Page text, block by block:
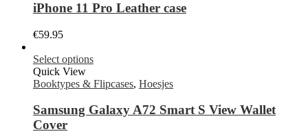
iPhone 11 Pro Leather case
€59.95
Select options
Quick View
Booktypes & Flipcases, Hoesjes
Samsung Galaxy A72 Smart S View Wallet
Cover